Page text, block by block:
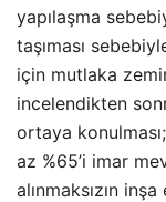
yapılaşma
taşıması
için mutlaka
incelendikten
ortaya
az %65’i imar
alınmaksızın